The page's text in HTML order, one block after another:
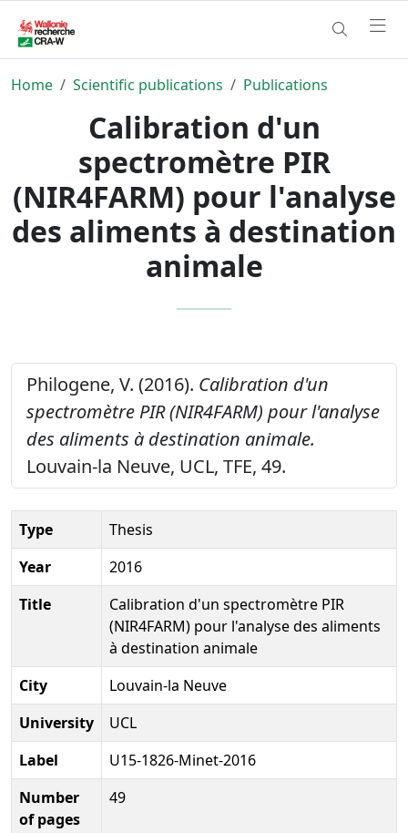
Home Scientific publications Publications
Calibration d'un
spectromètre PIR
(NIR4FARM) pour l'analyse
des aliments à destination
animale
Philogene, V. (2016). Calibration d'un
spectromètre PIR (NIR4FARM) pour l'analyse
des aliments à destination animale.
Louvain-la Neuve, UCL, TFE, 49.
Type
Thesis
Year
2016
Title
Calibration d'un spectromètre PIR
(NIR4FARM) pour l'analyse des aliments
à destination animale
City
Louvain-la Neuve
University
UCL
Label
U15-1826-Minet-2016
Number
of pages
49